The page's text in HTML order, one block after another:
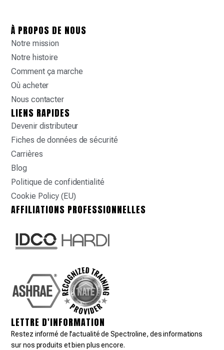
À PROPOS DE NOUS
Notre mission
Notre histoire
Comment ça marche
Où acheter
Nous contacter
LIENS RAPIDES
Devenir distributeur
Fiches de données de sécurité
Carrières
Blog
Politique de confidentialité
Cookie Policy (EU)
AFFILIATIONS PROFESSIONNELLES
LETTRE D'INFORMATION
Restez informé de l'actualité de Spectroline, des informations
sur nos produits et bien plus encore.